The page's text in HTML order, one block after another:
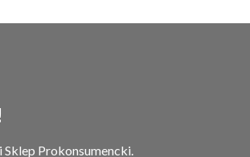
Prokonsumencki.